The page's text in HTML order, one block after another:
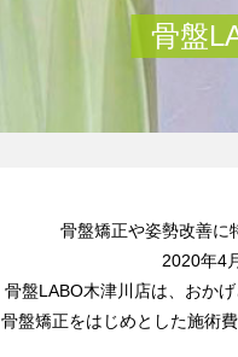
骨盤
骨盤矯正や姿勢改善に
2020年4
骨盤LABO木津川店は、おか
骨盤矯正をはじめとした施術